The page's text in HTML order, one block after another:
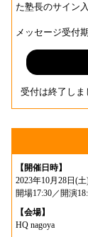
た塾長のサイン
メッセージ受付
受付は終了しま
【開催日時】
2023年10月28日(
開場17:30／開演
【会場】
HQ nagoya